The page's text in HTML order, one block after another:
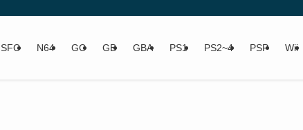
SFC N64 GC GB GBA PS1 PS2~4 PSP Wii